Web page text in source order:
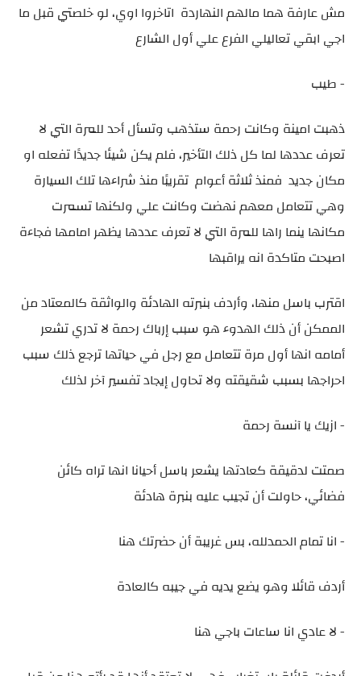
مش عارفة هما مالهم النهاردة اتاخروا اوي، لو خلصتي قبل ما
اجي ابقي تعاليلي الفرع علي أول الشارع
- طيب
ذهبت امينة وكانت رحمة ستذهب وتسأل أحد للمرة التي لا
تعرف عددها لما كل ذلك التأخير، فلم يكن شيئا جديدًا تفعله او
مكان جديد فمنذ ثلاثة أعوام تقريبًا منذ شراءها تلك السيارة
وهي تتعامل معهم نهضت وكانت علي ولكنها تسمرت
مكانها ينما راها للمرة التي لا تعرف عددها يظهر امامها فجاءة
اصبحت متاكدة انه يراقبها
اقترب باسل منها، وأردف بنبرته الهادئة والواثقة كالمعتاد من
الممكن أن ذلك الهدوء هو سبب إرباك رحمة لا تدري تشعر
أمامه انها أول مرة تتعامل مع رجل في حياتها ترجع ذلك سبب
احراجها بسبب شقيقته ولا تحاول إيجاد تفسير آخر لذلك
- ازيك يا آنسة رحمة
صمتت لدقيقة كعادتها يشعر باسل أحيانا انها تراه كائن
فضائي، حاولت أن تجيب عليه بنبرة هادئة
- انا تمام الحمدلله، بس غريبة أن حضرتك هنا
أردف قائلا وهو يضع يديه في جيبه كالعادة
- لا عادي انا ساعات باجي هنا